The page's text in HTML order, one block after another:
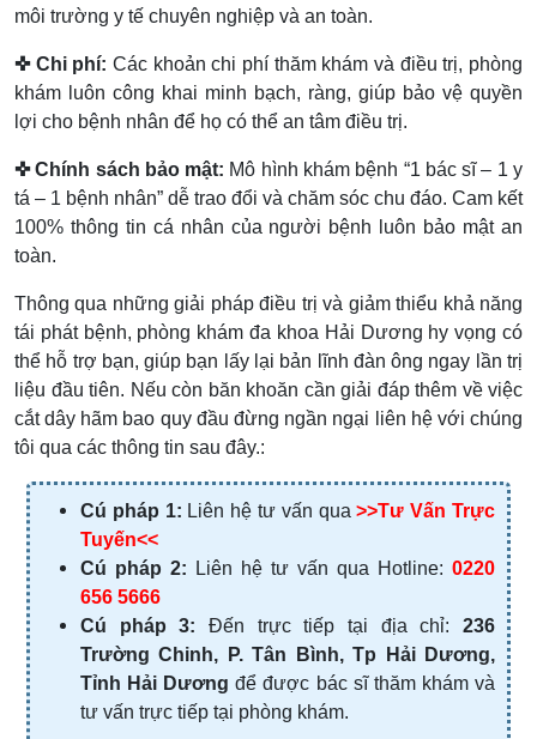
môi trường y tế chuyên nghiệp và an toàn.
✜ Chi phí: Các khoản chi phí thăm khám và điều trị, phòng
khám luôn công khai minh bạch, ràng, giúp bảo vệ quyền
lợi cho bệnh nhân để họ có thể an tâm điều trị.
✜ Chính sách bảo mật: Mô hình khám bệnh “1 bác sĩ – 1 y
tá – 1 bệnh nhân” dễ trao đổi và chăm sóc chu đáo. Cam kết
100% thông tin cá nhân của người bệnh luôn bảo mật an
toàn.
Thông qua những giải pháp điều trị và giảm thiểu khả năng
tái phát bệnh, phòng khám đa khoa Hải Dương hy vọng có
thể hỗ trợ bạn, giúp bạn lấy lại bản lĩnh đàn ông ngay lần trị
liệu đầu tiên. Nếu còn băn khoăn cần giải đáp thêm về việc
cắt dây hãm bao quy đầu đừng ngần ngại liên hệ với chúng
tôi qua các thông tin sau đây.:
Cú pháp 1: Liên hệ tư vấn qua>>Tư Vấn Trực
Tuyến<<
Cú pháp 2: Liên hệ tư vấn qua Hotline: 0220
656 5666
Cú pháp 3: Đến trực tiếp tại địa chỉ:236
Trường Chinh, P. Tân Bình, Tp Hải Dương,
Tỉnh Hải Dương để được bác sĩ thăm khám và
tư vấn trực tiếp tại phòng khám.